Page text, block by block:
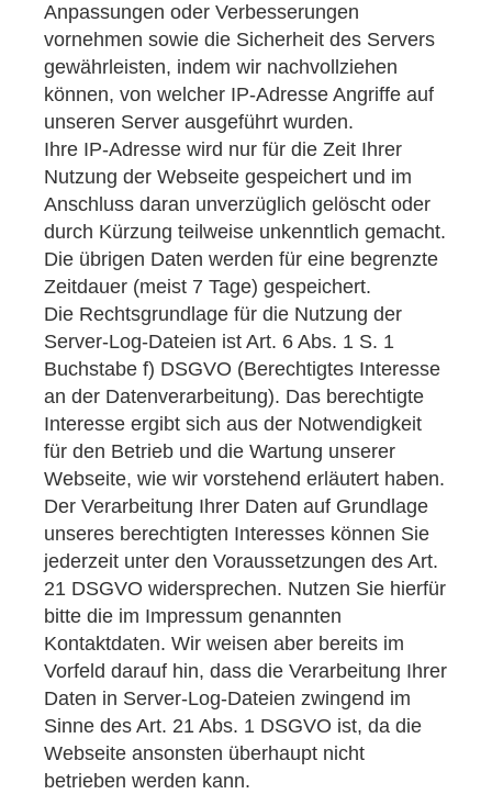
Anpassungen oder Verbesserungen
vornehmen sowie die Sicherheit des Servers
gewährleisten, indem wir nachvollziehen
können, von welcher IP-Adresse Angriffe auf
unseren Server ausgeführt wurden.
Ihre IP-Adresse wird nur für die Zeit Ihrer
Nutzung der Webseite gespeichert und im
Anschluss daran unverzüglich gelöscht oder
durch Kürzung teilweise unkenntlich gemacht.
Die übrigen Daten werden für eine begrenzte
Zeitdauer (meist 7 Tage) gespeichert.
Die Rechtsgrundlage für die Nutzung der
Server-Log-Dateien ist Art. 6 Abs. 1 S. 1
Buchstabe f) DSGVO (Berechtigtes Interesse
an der Datenverarbeitung). Das berechtigte
Interesse ergibt sich aus der Notwendigkeit
für den Betrieb und die Wartung unserer
Webseite, wie wir vorstehend erläutert haben.
Der Verarbeitung Ihrer Daten auf Grundlage
unseres berechtigten Interesses können Sie
jederzeit unter den Voraussetzungen des Art.
21 DSGVO widersprechen. Nutzen Sie hierfür
bitte die im Impressum genannten
Kontaktdaten. Wir weisen aber bereits im
Vorfeld darauf hin, dass die Verarbeitung Ihrer
Daten in Server-Log-Dateien zwingend im
Sinne des Art. 21 Abs. 1 DSGVO ist, da die
Webseite ansonsten überhaupt nicht
betrieben werden kann.